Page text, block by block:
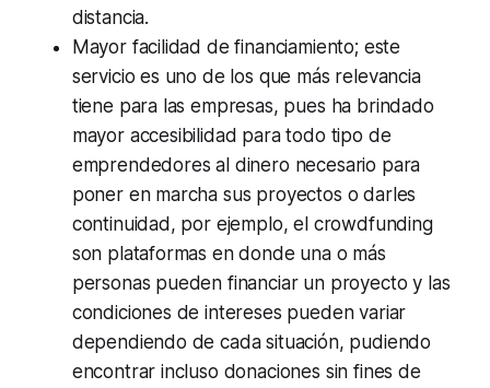
distancia.
Mayor facilidad de financiamiento; este
servicio es uno de los que más relevancia
tiene para las empresas, pues ha brindado
mayor accesibilidad para todo tipo de
emprendedores al dinero necesario para
poner en marcha sus proyectos o darles
continuidad, por ejemplo, el crowdfunding
son plataformas en donde una o más
personas pueden financiar un proyecto y las
condiciones de intereses pueden variar
dependiendo de cada situación, pudiendo
encontrar incluso donaciones sin fines de